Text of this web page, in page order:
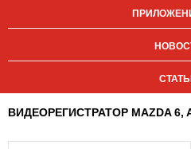
ВИДЕОРЕГИСТРАТОР MAZDA 6,